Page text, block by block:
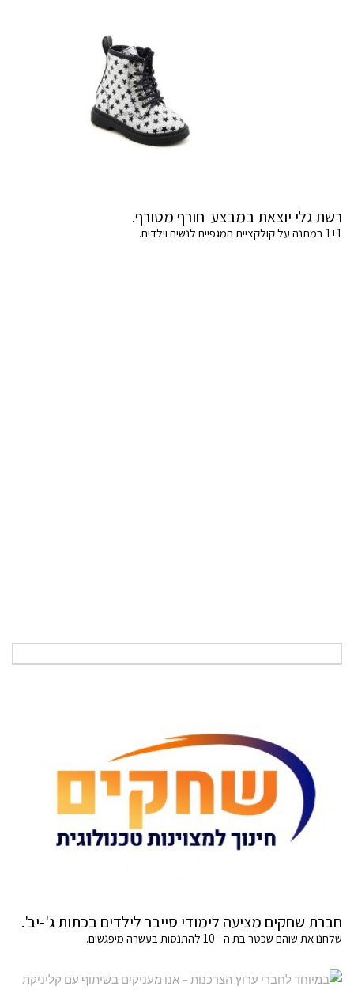
רשת גלי יוצאת במבצע חורף מטורף.
1+1 במתנה על קולקציית המגפיים לנשים וילדים.
חברת שחקים מציעה לימודי סייבר לילדים בכתות ג'-יב'.
שלחנו את שוהם שכטר בת ה - 10 להתנסות בעשרה מיפגשים.